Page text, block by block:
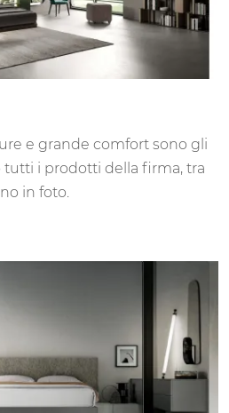
e grande comfort sono gli
i prodotti della firma, tra
in foto.